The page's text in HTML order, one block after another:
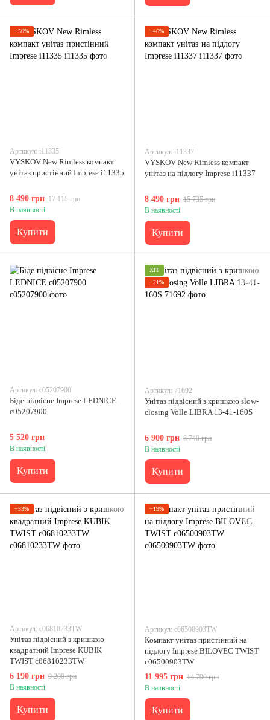
−50%
Артикул: i11335
VYSKOV New Rimless компакт
унітаз пристінний Imprese i11335
8 490 грн 17 115 грн
В наявності
Купити
−46%
Артикул: i11337
VYSKOV New Rimless компакт
унітаз на підлогу Imprese i11337
8 490 грн 15 735 грн
В наявності
Купити
Артикул: c05207900
Біде підвісне Imprese LEDNICE
c05207900
5 520 грн
В наявності
Купити
ХІТ
−21%
Артикул: 71692
Унітаз підвісний з кришкою slow-
closing Volle LIBRA 13-41-160S
6 900 грн 8 740 грн
В наявності
Купити
−33%
Артикул: c06810233TW
Унітаз підвісний з кришкою
квадратний Imprese KUBIK
TWIST c06810233TW
6 190 грн 9 200 грн
В наявності
Купити
−19%
Артикул: с06500903TW
Компакт унітаз пристінний на
підлогу Imprese BILOVEC TWIST
с06500903TW
11 995 грн 14 790 грн
В наявності
Купити